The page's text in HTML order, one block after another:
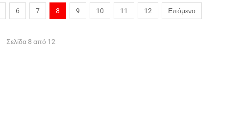
6 7 8 9 10 11 12 Επόμενο
Σελίδα 8 από 12